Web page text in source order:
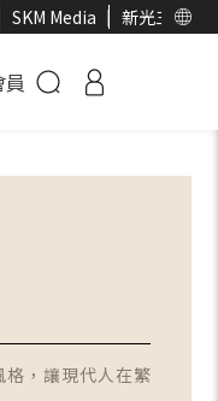
SKM Media 新光三越官
，讓現代人在繁